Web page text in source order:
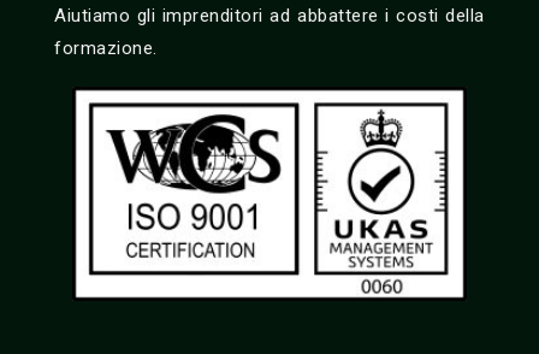
Aiutiamo gli imprenditori ad abbattere i costi della
formazione.